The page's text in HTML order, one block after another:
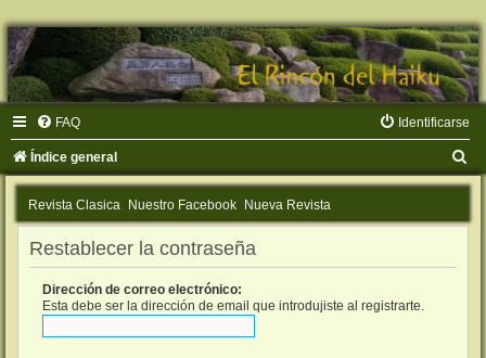
FAQ Identificarse
Índice general
u
Revista Clasica Nuestro Facebook Nueva Revista
Restablecer la contraseña
Dirección de correo electrónico:
Esta debe ser la dirección de email que introdujiste al registrarte.